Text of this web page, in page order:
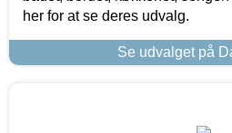
her for at se deres udvalg.
Se udvalget på